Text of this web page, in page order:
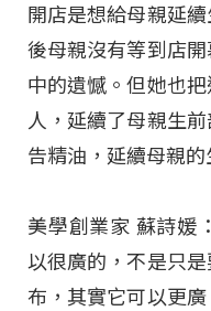
開店是想給母親延
後母親沒有等到店
中的遺憾。但她也
人，延續了母親生
告精油，延續母親
美學創業家 蘇詩媛
以很廣的，不是只
布，其實它可以更